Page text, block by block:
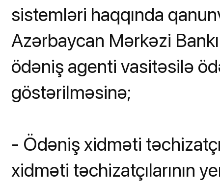
sistemləri haqqında
Azərbaycan Mərkəzi
ödəniş agenti vasitəsilə
göstərilməsinə;
- Ödəniş xidməti
xidməti təchizatçılarının